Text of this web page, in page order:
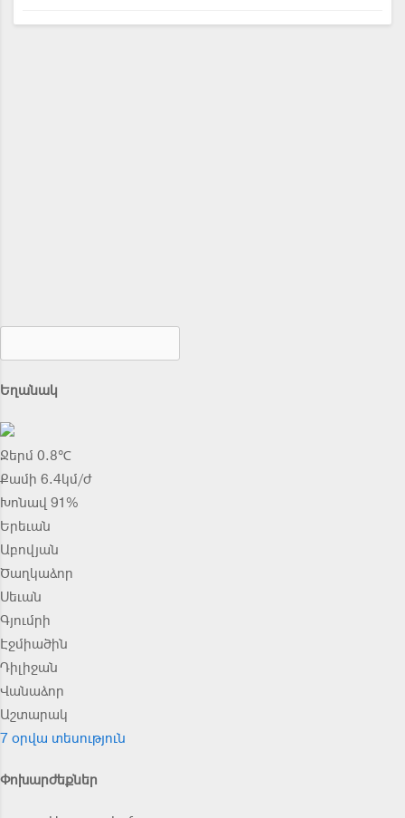
Եղանակ
Ջերմ 0.8℃
Քամի 6.4կմ/ժ
Խոնավ 91%
Երեւան
Աբովյան
Ծաղկաձոր
Սեւան
Գյումրի
Էջմիածին
Դիլիջան
Վանաձոր
Աշտարակ
7 օրվա տեսություն
Փոխարժեքներ